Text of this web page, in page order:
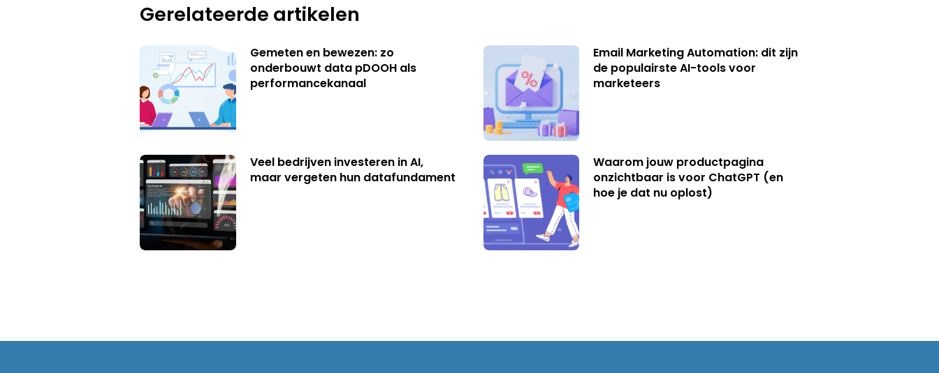
Gerelateerde artikelen
Gemeten en bewezen: zo
onderbouwt data pDOOH als
performancekanaal
Email Marketing Automation: dit zijn
de populairste AI-tools voor
marketeers
Veel bedrijven investeren in AI,
maar vergeten hun datafundament
Waarom jouw productpagina
onzichtbaar is voor ChatGPT (en
hoe je dat nu oplost)